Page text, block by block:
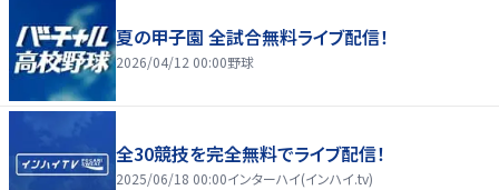
夏の甲子園 全試合無料ライブ配信！
2026/04/12 00:00野球
全30競技を完全無料でライブ配信！
2025/06/18 00:00インターハイ(インハイ.tv)